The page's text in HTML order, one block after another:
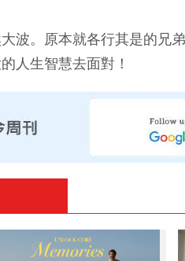
波。原本就各行其是的兄
人生智慧去面對！